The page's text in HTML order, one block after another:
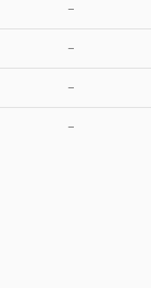
–
–
–
–